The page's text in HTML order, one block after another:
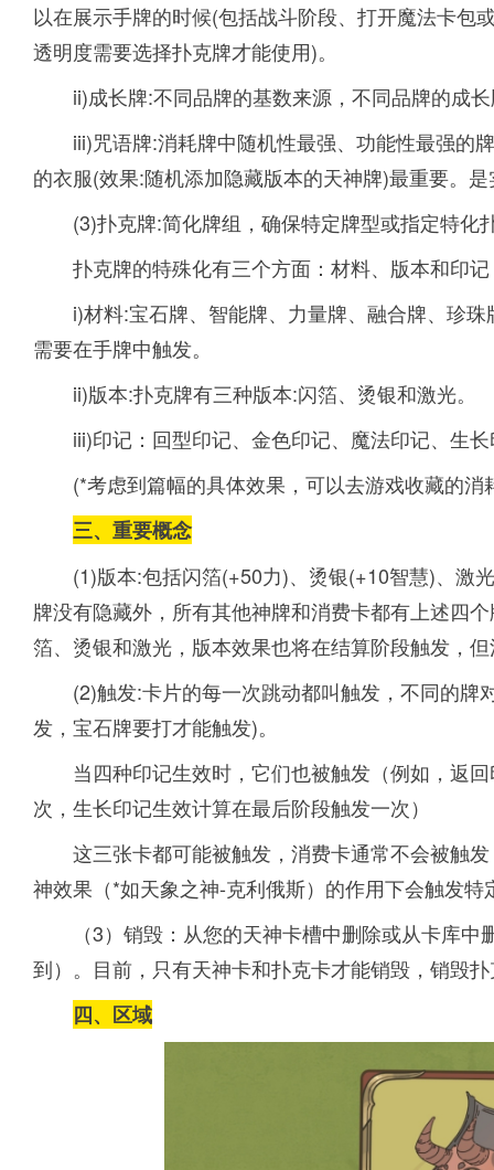
以在展示手牌的时候(包括战斗阶段、打开魔法卡包
透明度需要选择扑克牌才能使用)。
ii)成长牌:不同品牌的基数来源，不同品牌的成
iii)咒语牌:消耗牌中随机性最强、功能性最强的
的衣服(效果:随机添加隐藏版本的天神牌)最重要。
(3)扑克牌:简化牌组，确保特定牌型或指定特
扑克牌的特殊化有三个方面：材料、版本和印记
i)材料:宝石牌、智能牌、力量牌、融合牌、珍
需要在手牌中触发。
ii)版本:扑克牌有三种版本:闪箔、烫银和激光。
iii)印记：回型印记、金色印记、魔法印记、生
(*考虑到篇幅的具体效果，可以去游戏收藏的
三、重要概念
(1)版本:包括闪箔(+50力)、烫银(+10智慧)、激
牌没有隐藏外，所有其他神牌和消费卡都有上述四
箔、烫银和激光，版本效果也将在结算阶段触发，
(2)触发:卡片的每一次跳动都叫触发，不同的
发，宝石牌要打才能触发)。
当四种印记生效时，它们也被触发（例如，返
次，生长印记生效计算在最后阶段触发一次）
这三张卡都可能被触发，消费卡通常不会被触
神效果（*如天象之神-克利俄斯）的作用下会触发特
（3）销毁：从您的天神卡槽中删除或从卡库
到）。目前，只有天神卡和扑克卡才能销毁，销毁
四、区域